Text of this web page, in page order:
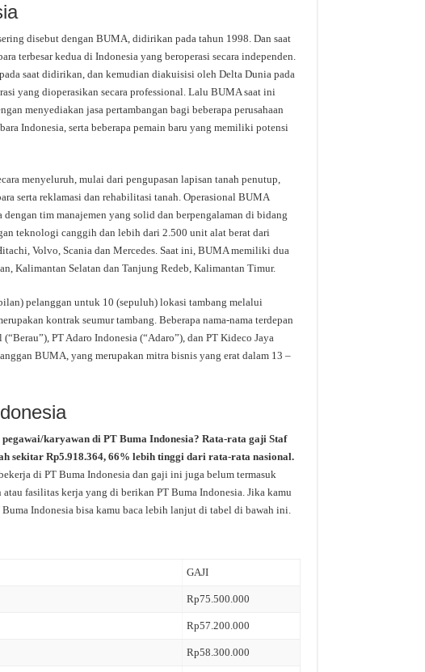
disebut dengan BUMA, didirikan pada tahun 1998. Dan saat
terbesar kedua di Indonesia yang beroperasi secara independen.
saat didirikan, dan kemudian diakuisisi oleh Delta Dunia pada
yang dioperasikan secara professional. Lalu BUMA saat ini
menyediakan jasa pertambangan bagi beberapa perusahaan
Indonesia, serta beberapa pemain baru yang memiliki potensi
menyeluruh, mulai dari pengupasan lapisan tanah penutup,
serta reklamasi dan rehabilitasi tanah. Operasional BUMA
tim manajemen yang solid dan berpengalaman di bidang
teknologi canggih dan lebih dari 2.500 unit alat berat dari
Volvo, Scania dan Mercedes. Saat ini, BUMA memiliki dua
Kalimantan Selatan dan Tanjung Redeb, Kalimantan Timur.
pelanggan untuk 10 (sepuluh) lokasi tambang melalui
kontrak seumur tambang. Beberapa nama-nama terdepan
PT Adaro Indonesia (“Adaro”), dan PT Kideco Jaya
BUMA, yang merupakan mitra bisnis yang erat dalam 13 –
karyawan di PT Buma Indonesia? Rata-rata gaji Staf
sekitar Rp5.918.364, 66% lebih tinggi dari rata-rata nasional.
di PT Buma Indonesia dan gaji ini juga belum termasuk
fasilitas kerja yang di berikan PT Buma Indonesia. Jika kamu
Indonesia bisa kamu baca lebih lanjut di tabel di bawah ini.
GAJI
Rp75.500.000
Rp57.200.000
Rp58.300.000